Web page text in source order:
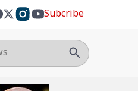
Subcribe